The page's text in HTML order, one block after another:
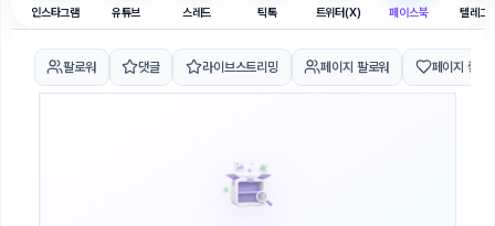
인스타그램 유튜브 스레드 틱톡 트위터(X) 페이스북 텔레그
팔로워 댓글 라이브스트리밍 페이지 팔로워 페이지 좋아